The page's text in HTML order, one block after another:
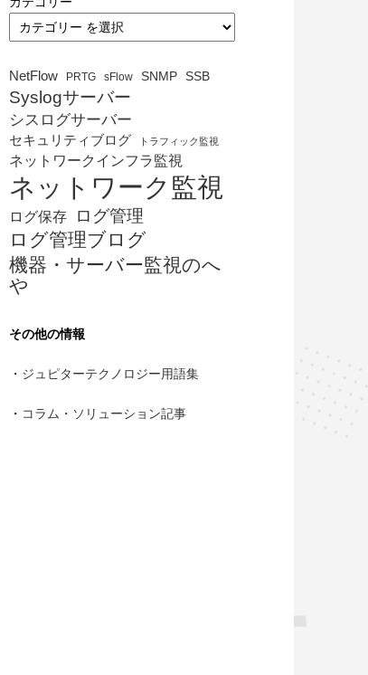
NetFlow PRTG sFlow SNMP SSB
Syslogサーバー
シスログサーバー
セキュリティブログ トラフィック監視
ネットワークインフラ監視
ネットワーク監視
ログ保存 ログ管理
ログ管理ブログ
機器・サーバー監視のへ
や
その他の情報
・ ジュピターテクノロジー用語集
・ コラム・ソリューション記事